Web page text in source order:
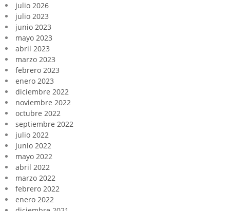
julio 2026
julio 2023
junio 2023
mayo 2023
abril 2023
marzo 2023
febrero 2023
enero 2023
diciembre 2022
noviembre 2022
octubre 2022
septiembre 2022
julio 2022
junio 2022
mayo 2022
abril 2022
marzo 2022
febrero 2022
enero 2022